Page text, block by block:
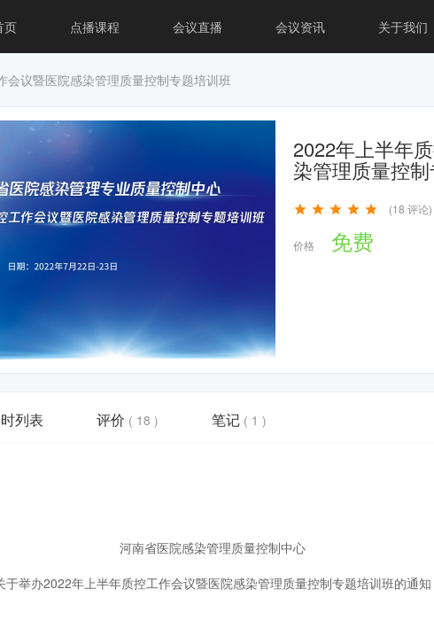
页 点播课程 会议直播 会议资讯 关于我们
会议暨医院感染管理质量控制专题培训班
2022年上半年
染管理质量控
(18 评论)
价格 免费
列表 评价 ( 18 ) 笔记 ( 1 )
河南省医院感染管理质量控制中心
于举办2022年上半年质控工作会议暨医院感染管理质量控制专题培训班的通知